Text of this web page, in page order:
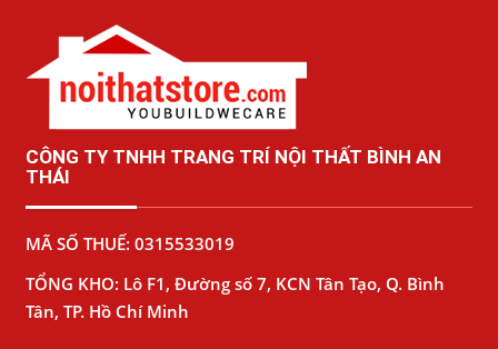
CÔNG TY TNHH TRANG TRÍ NỘI THẤT BÌNH AN
THÁI
MÃ SỐ THUẾ: 0315533019
TỔNG KHO: Lô F1, Đường số 7, KCN Tân Tạo, Q. Bình
Tân, TP. Hồ Chí Minh